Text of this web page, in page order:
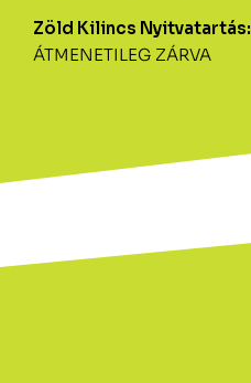
Zöld Kilincs Nyitvatartás:
ÁTMENETILEG ZÁRVA